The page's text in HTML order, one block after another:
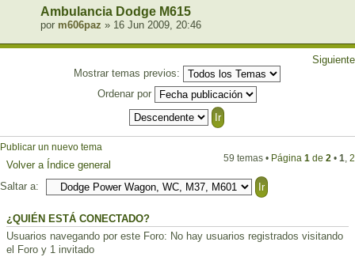
Ambulancia Dodge M615
por m606paz » 16 Jun 2009, 20:46
Siguiente
Mostrar temas previos:
Ordenar por
Publicar un nuevo tema
59 temas • Página 1 de 2 • 1, 2
Volver a Índice general
Saltar a:
¿QUIÉN ESTÁ CONECTADO?
Usuarios navegando por este Foro: No hay usuarios registrados visitando
el Foro y 1 invitado